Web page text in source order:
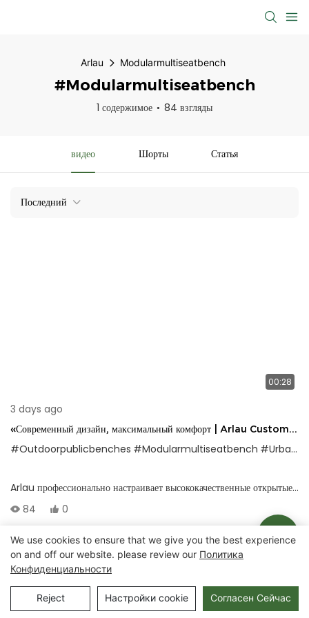
Arlau Modularmultiseatbench
#Modularmultiseatbench
1 содержимое 84 взгляды
видео Шорты Статья
Последний
00:28
3 days ago
«Современный дизайн, максимальный комфорт | Arlau Custom
Outdoor Gooden Bench Collection»
#Outdoorpublicbenches #Modularmultiseatbench #UrbanlandScapeeAting
Arlau профессионально настраивает высококачественные открытые
стулья по общедоступным рядам, номер: FW57, разработанный для
современных городов и природных ландшафтов. Ноги стула
сделаны из φ48 мм круглые трубки, со стабильной структурой и
сильной грузоподъемностью; Сиденье стула может быть сделано из
пластикового дерева или твердого дерева, с толщиной 30-40 мм,
удобным и долговечным.
84 0
Авторские права © 2025 Chongqing Arlau Civic Equipment
Manufacturing Co., Ltd. | Карта сайта
We use cookies to ensure that we give you the best experience
on and off our website. please review our Политика
Конфиденциальности
Reject Настройки cookie Согласен Сейчас